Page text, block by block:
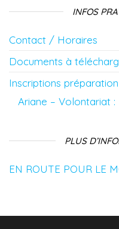
INFOS
Contact / Horaires
Documents à
Inscriptions
Ariane – Volontariat :
PLUS
EN ROUTE POUR LE